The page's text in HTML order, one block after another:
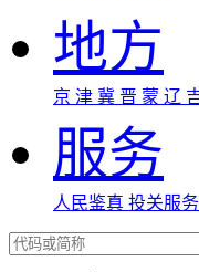
地方
京 津 冀 晋 蒙 辽
服务
人民鉴真 投关服务